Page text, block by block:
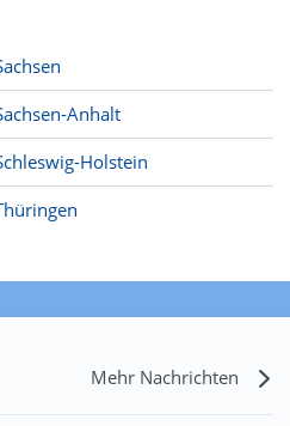
Anhalt
Holstein
Mehr Nachrichten